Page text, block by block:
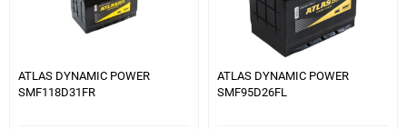
ATLAS DYNAMIC POWER
SMF118D31FR
ATLAS DYNAMIC POWER
SMF95D26FL